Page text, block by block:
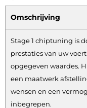
Omschrijving
Stage 1 chiptuning is
prestaties van uw
opgegeven waardes.
een maatwerk
wensen en een
inbegrepen.